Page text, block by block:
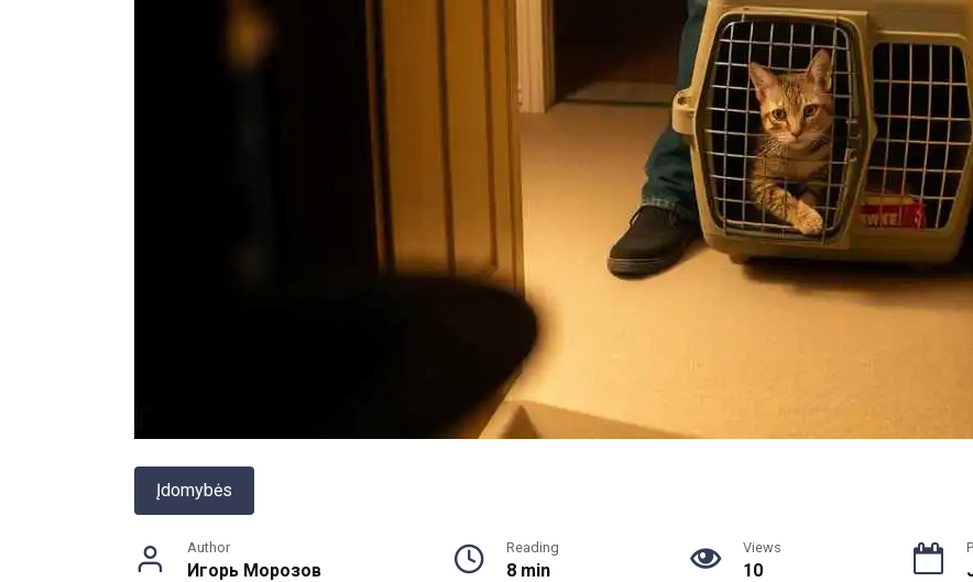
Įdomybės
Author
Игорь Морозов
Reading
8 min
Views
10